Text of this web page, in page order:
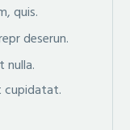
quis.
deserun.
nulla.
cupidatat.